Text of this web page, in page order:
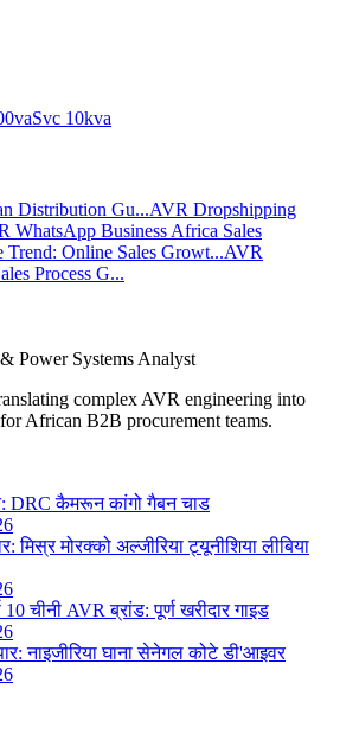
Svc 10kva
Distribution Gu...AVR Dropshipping
WhatsApp Business Africa Sales
Trend: Online Sales Growt...AVR
Process G...
Power Systems Analyst
complex AVR engineering into
African B2B procurement teams.
DRC कैमरून कांगो गैबन चाड
मिस्र मोरक्को अल्जीरिया ट्यूनीशिया लीबिया
चीनी AVR ब्रांड: पूर्ण खरीदार गाइड
नाइजीरिया घाना सेनेगल कोटे डी'आइवर